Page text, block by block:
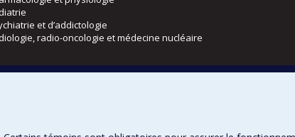
et d’addictologie
radio-oncologie et médecine nucléaire